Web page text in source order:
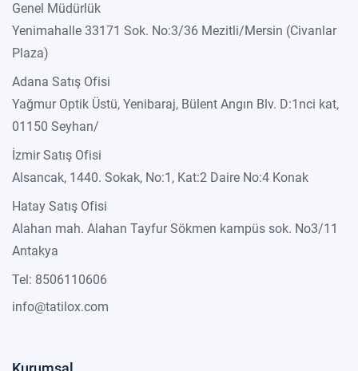
Genel Müdürlük
Yenimahalle 33171 Sok. No:3/36 Mezitli/Mersin (Civanlar
Plaza)
Adana Satış Ofisi
Yağmur Optik Üstü, Yenibaraj, Bülent Angın Blv. D:1nci kat,
01150 Seyhan/
İzmir Satış Ofisi
Alsancak, 1440. Sokak, No:1, Kat:2 Daire No:4 Konak
Hatay Satış Ofisi
Alahan mah. Alahan Tayfur Sökmen kampüs sok. No3/11
Antakya
Tel: 8506110606
info@tatilox.com